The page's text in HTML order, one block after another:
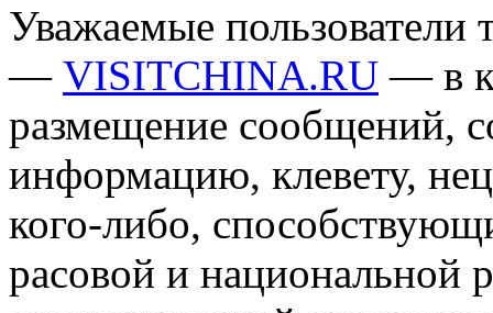
Уважаемые пользователи
— VISITCHINA.RU — в
размещение сообщений,
информацию, клевету,
кого-либо,
расовой и национальной